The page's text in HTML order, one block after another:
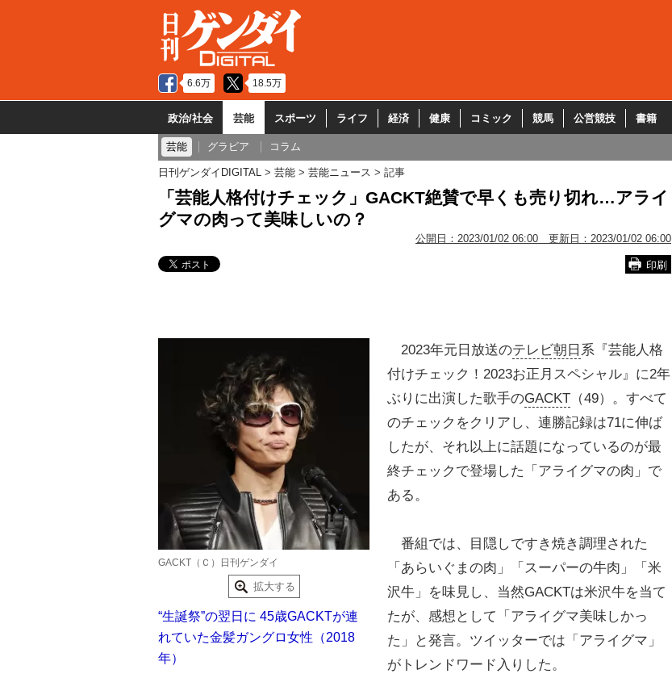
6.6万 18.5万
政治/社会 芸能 スポーツ ライフ 経済 健康 コミック 競馬 公営競技 書籍
芸能 グラビア コラム
日刊ゲンダイDIGITAL 芸能 芸能ニュース 記事
「芸能人格付けチェック」GACKT絶賛で早くも売り切れ…アライ
グマの肉って美味しいの？
公開日： 2023/01/02 06:00 更新日： 2023/01/02 06:00
印刷
GACKT（Ｃ）日刊ゲンダイ
拡大する
“生誕祭”の翌日に 45歳GACKTが連
れていた金髪ガングロ女性（2018
年）
2023年元日放送のテレビ朝日 系『芸能人格
付けチェック！2023お正月スペシャル』に2年
ぶりに出演した歌手のGACKT （49）。すべて
のチェックをクリアし、連勝記録は71に伸ば
したが、それ以上に話題になっているのが最
終チェックで登場した「アライグマの肉」で
ある。
番組では、目隠しですき焼き調理された
「あらいぐまの肉」「スーパーの牛肉」「米
沢牛」を味見し、当然GACKTは米沢牛を当て
たが、感想として「アライグマ美味しかっ
た」と発言。ツイッターでは「アライグマ」
がトレンドワード入りした。